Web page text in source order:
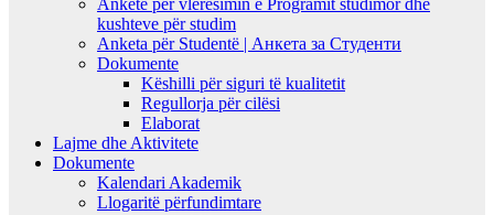
kushteve për studim
Anketa për Studentë | Анкета за Студенти
Dokumente
Këshilli për siguri të kualitetit
Regullorja për cilësi
Elaborat
Lajme dhe Aktivitete
Dokumente
Kalendari Akademik
Llogaritë përfundimtare